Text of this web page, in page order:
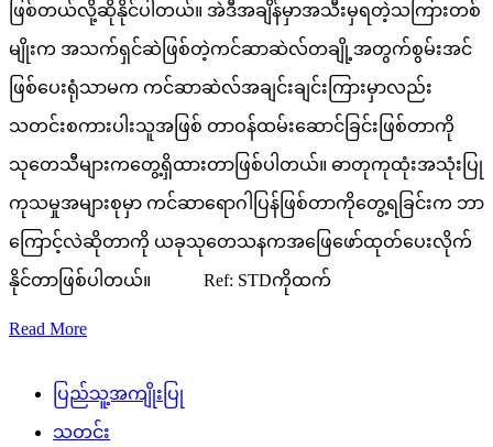
ဖြစ်တယ်လို့ဆိုနိုင်ပါတယ်။ အဲဒီအချိန်မှာအသီးမှရတဲ့သကြားတစ်
မျိုးက အသက်ရှင်ဆဲဖြစ်တဲ့ကင်ဆာဆဲလ်တချို့အတွက်စွမ်းအင်
ဖြစ်ပေးရုံသာမက ကင်ဆာဆဲလ်အချင်းချင်းကြားမှာလည်း
သတင်းစကားပါးသူအဖြစ် တာဝန်ထမ်းဆောင်ခြင်းဖြစ်တာကို
သုတေသီများကတွေ့ရှိထားတာဖြစ်ပါတယ်။ ဓာတုကုထုံးအသုံးပြု
ကုသမှုအများစုမှာ ကင်ဆာရောဂါပြန်ဖြစ်တာကိုတွေ့ရခြင်းက ဘာ
ကြောင့်လဲဆိုတာကို ယခုသုတေသနကအဖြေဖော်ထုတ်ပေးလိုက်
နိုင်တာဖြစ်ပါတယ်။ Ref: STDကိုထက်
Read More
ပြည်သူ့အကျိုးပြု
သတင်း